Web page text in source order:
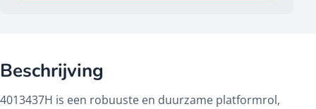
Beschrijving
4013437H is een robuuste en duurzame platformrol,